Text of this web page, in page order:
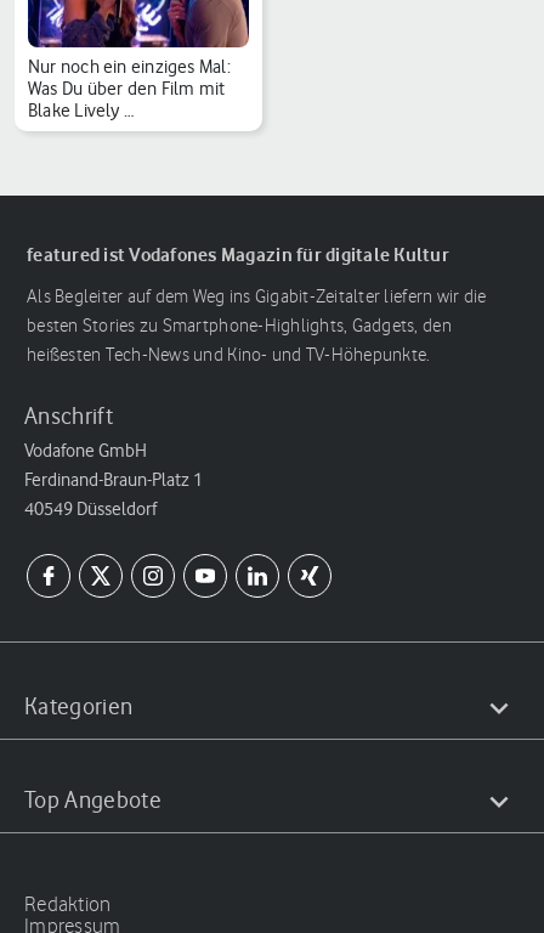
Nur noch ein einziges Mal:
Was Du über den Film mit
Blake Lively …
featured ist Vodafones Magazin für digitale Kultur
Als Begleiter auf dem Weg ins Gigabit-Zeitalter liefern wir die
besten Stories zu Smartphone-Highlights, Gadgets, den
heißesten Tech-News und Kino- und TV-Höhepunkte.
Anschrift
Vodafone GmbH
Ferdinand-Braun-Platz 1
40549 Düsseldorf
Kategorien
Top Angebote
Redaktion
Impressum